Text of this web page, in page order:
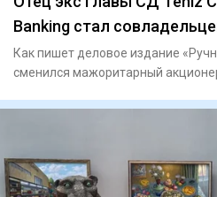
Banking стал
Как пишет деловое издание
сменился мажоритарный